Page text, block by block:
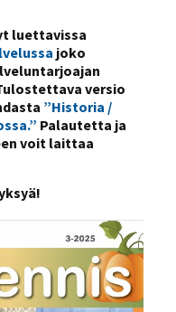
luettavissa
joko
versio
”Historia /
Palautetta ja
voit laittaa